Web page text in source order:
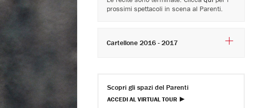
prossimi spettacoli in scena al Parenti.
Cartellone 2016 - 2017
Scopri gli spazi del Parenti
ACCEDI AL VIRTUAL TOUR